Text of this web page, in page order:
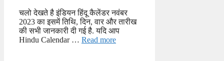
चलो देखते है इंडियन हिंदू कैलेंडर नवंबर
2023 का इसमें तिथि, दिन, वार और तारीख
की सभी जानकारी दी गई है. यदि आप
Hindu Calendar … Read more